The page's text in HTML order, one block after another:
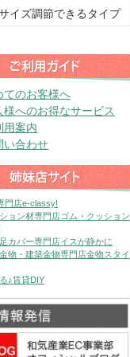
イズ調節できるタイプ
てのお客様へ
様へのお得なサービス
用案内
い合わせ
門店e-classy!
ョン材専門店ゴム・クッション
カバー専門店イスが静かに
物・建築金物専門店金物スタイ
♪賃貸DIY